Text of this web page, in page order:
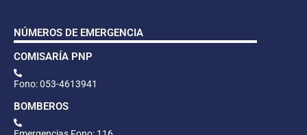
NÚMEROS DE EMERGENCIA
COMISARÍA PNP
Fono: 053-4613941
BOMBEROS